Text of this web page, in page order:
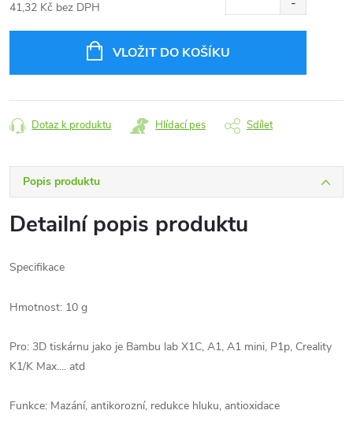
41,32 Kč bez DPH
VLOŽIT DO KOŠÍKU
Dotaz k produktu Hlídací pes Sdílet
Popis produktu
Detailní popis produktu
Specifikace
Hmotnost: 10 g
Pro: 3D tiskárnu jako je Bambu lab X1C, A1, A1 mini, P1p, Creality
K1/K Max.... atd
Funkce: Mazání, antikorozní, redukce hluku, antioxidace